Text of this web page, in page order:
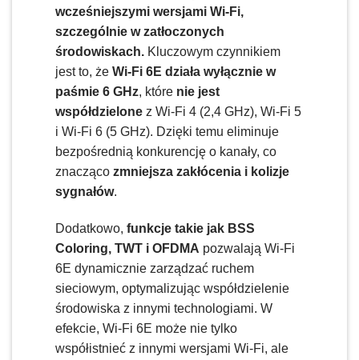
wcześniejszymi wersjami Wi-Fi,
szczególnie w zatłoczonych
środowiskach. Kluczowym czynnikiem
jest to, żeWi-Fi 6E działa wyłącznie w
paśmie 6 GHz, które nie jest
współdzielone z Wi-Fi 4 (2,4 GHz), Wi-Fi 5
i Wi-Fi 6 (5 GHz). Dzięki temu eliminuje
bezpośrednią konkurencję o kanały, co
znaczącozmniejsza zakłócenia i kolizje
sygnałów.
Dodatkowo,funkcje takie jak BSS
Coloring, TWT i OFDMA pozwalają Wi-Fi
6E dynamicznie zarządzać ruchem
sieciowym, optymalizując współdzielenie
środowiska z innymi technologiami. W
efekcie, Wi-Fi 6E może nie tylko
współistnieć z innymi wersjami Wi-Fi, ale